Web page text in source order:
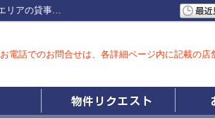
神立駅の住宅以外建物全部一覧つくば市、土浦市、守谷市、水戸市など茨城県南・県央エリアの貸事務所・貸店舗｜一誠商事株式会社
お電話でのお問合せは、各詳細ページ内に記載の店